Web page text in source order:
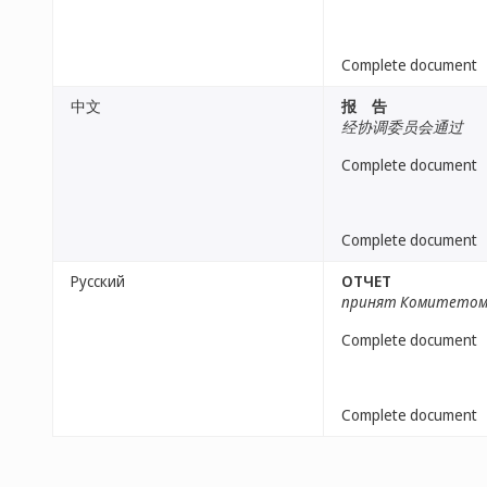
Complete document
中文
报 告
经协调委员会通过
Complete document
Complete document
Русский
ОТЧЕТ
принят Комитетом
Complete document
Complete document